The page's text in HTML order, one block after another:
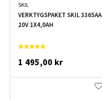
SKIL
VERKTYGSPAKET SKIL 3365AA
20V 1X4,0AH
1 495,00 kr